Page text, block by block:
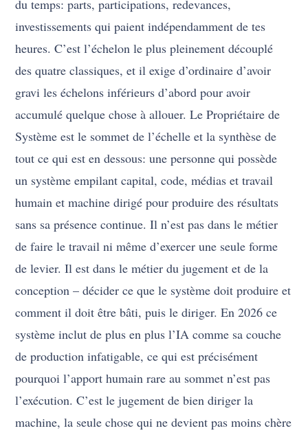
du temps: parts, participations, redevances,
investissements qui paient indépendamment de tes
heures. C’est l’échelon le plus pleinement découplé
des quatre classiques, et il exige d’ordinaire d’avoir
gravi les échelons inférieurs d’abord pour avoir
accumulé quelque chose à allouer. Le Propriétaire de
Système est le sommet de l’échelle et la synthèse de
tout ce qui est en dessous: une personne qui possède
un système empilant capital, code, médias et travail
humain et machine dirigé pour produire des résultats
sans sa présence continue. Il n’est pas dans le métier
de faire le travail ni même d’exercer une seule forme
de levier. Il est dans le métier du jugement et de la
conception – décider ce que le système doit produire et
comment il doit être bâti, puis le diriger. En 2026 ce
système inclut de plus en plus l’IA comme sa couche
de production infatigable, ce qui est précisément
pourquoi l’apport humain rare au sommet n’est pas
l’exécution. C’est le jugement de bien diriger la
machine, la seule chose qui ne devient pas moins chère